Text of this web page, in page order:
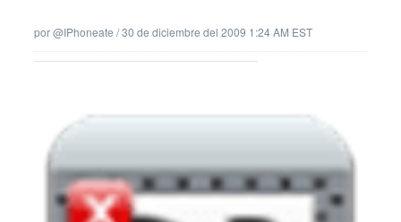
por@iPhoneate /30 de diciembre del 2009 1:24 AM EST